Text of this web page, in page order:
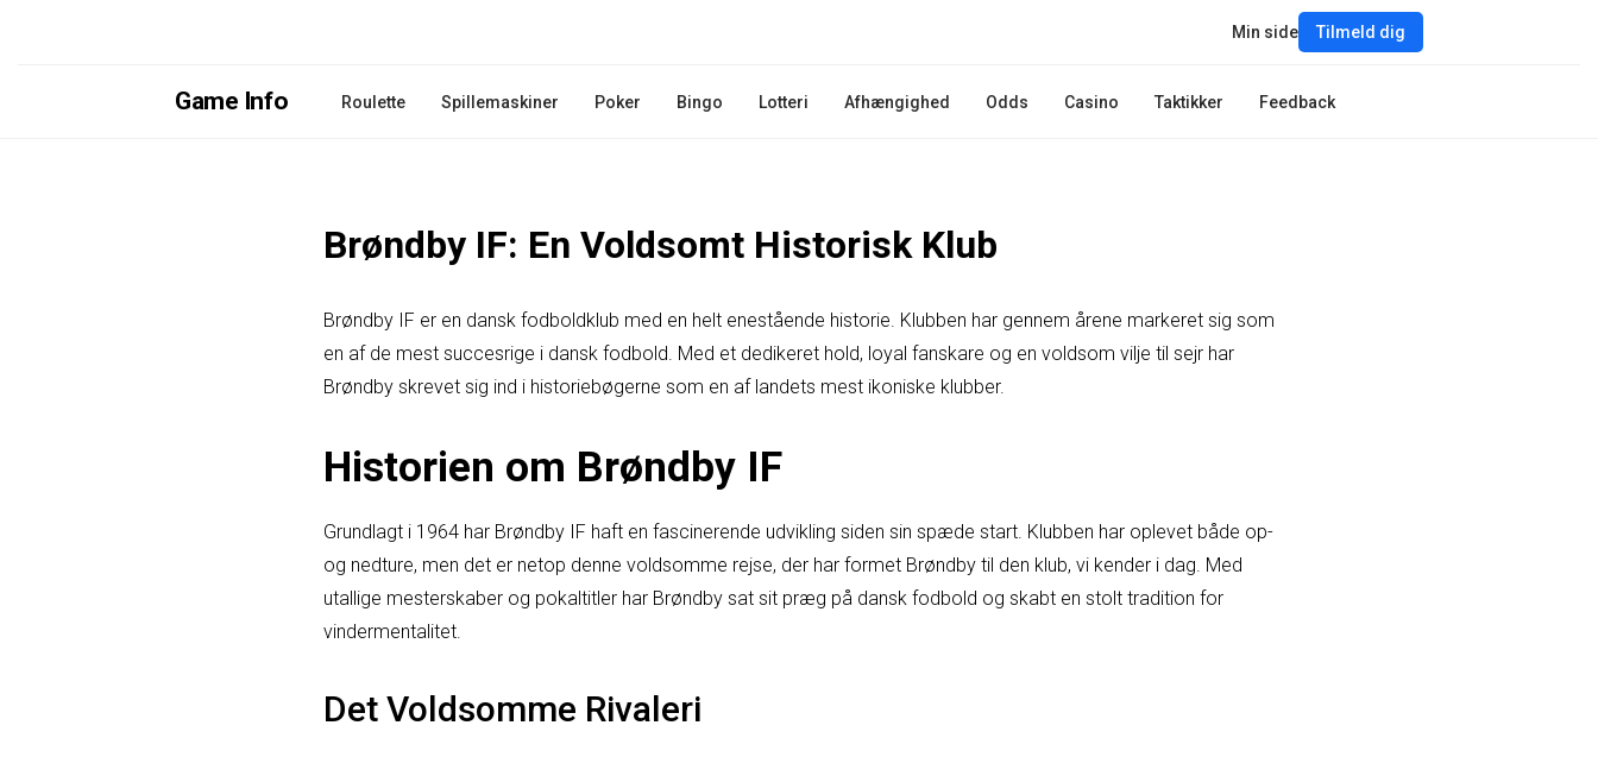
Game Info Roulette Spillemaskiner Poker Bingo Lotteri Afhængighed Odds Casino Taktikker Feedback
Min side Tilmeld dig
Brøndby IF: En Voldsomt Historisk Klub
Brøndby IF er en dansk fodboldklub med en helt enestående historie. Klubben har gennem årene markeret sig som
en af de mest succesrige i dansk fodbold. Med et dedikeret hold, loyal fanskare og en voldsom vilje til sejr har
Brøndby skrevet sig ind i historiebøgerne som en af landets mest ikoniske klubber.
Historien om Brøndby IF
Grundlagt i 1964 har Brøndby IF haft en fascinerende udvikling siden sin spæde start. Klubben har oplevet både op-
og nedture, men det er netop denne voldsomme rejse, der har formet Brøndby til den klub, vi kender i dag. Med
utallige mesterskaber og pokaltitler har Brøndby sat sit præg på dansk fodbold og skabt en stolt tradition for
vindermentalitet.
Det Voldsomme Rivaleri